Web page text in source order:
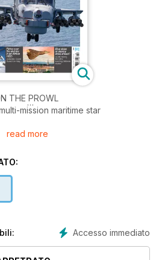
THE PROWL
mission maritime star
AND ICE IN AN AIRBUS H225
read more
Accesso immediato